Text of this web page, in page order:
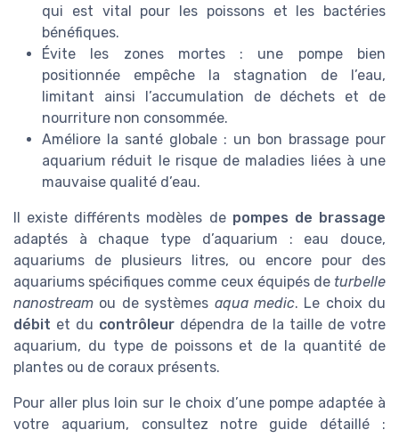
qui est vital pour les poissons et les bactéries
bénéfiques.
Évite les zones mortes : une pompe bien
positionnée empêche la stagnation de l’eau,
limitant ainsi l’accumulation de déchets et de
nourriture non consommée.
Améliore la santé globale : un bon brassage pour
aquarium réduit le risque de maladies liées à une
mauvaise qualité d’eau.
Il existe différents modèles de pompes de brassage
adaptés à chaque type d’aquarium : eau douce,
aquariums de plusieurs litres, ou encore pour des
aquariums spécifiques comme ceux équipés de turbelle
nanostream ou de systèmes aqua medic. Le choix du
débit et du contrôleur dépendra de la taille de votre
aquarium, du type de poissons et de la quantité de
plantes ou de coraux présents.
Pour aller plus loin sur le choix d’une pompe adaptée à
votre aquarium, consultez notre guide détaillé :